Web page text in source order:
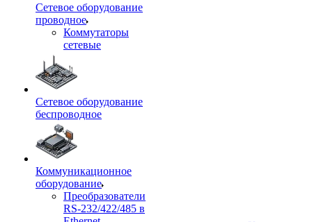
Сетевое оборудование
проводное
Коммутаторы
сетевые
Сетевое оборудование
беспроводное
Коммуникационное
оборудование
Преобразователи
RS-232/422/485 в